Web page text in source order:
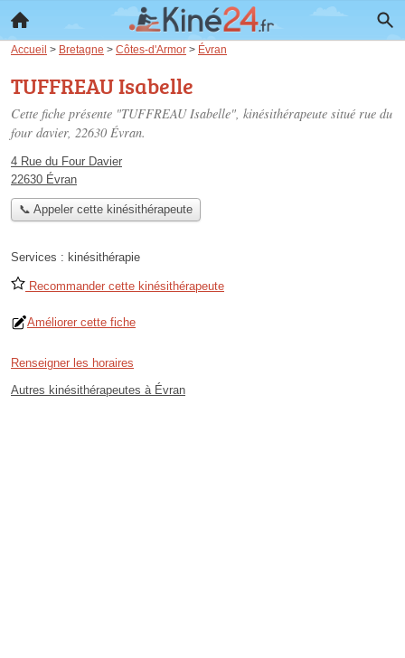
Accueil > Bretagne > Côtes-d'Armor > Évran
TUFFREAU Isabelle
Cette fiche présente "TUFFREAU Isabelle", kinésithérapeute situé rue du
four davier, 22630 Évran.
4 Rue du Four Davier
22630 Évran
📞 Appeler cette kinésithérapeute
Services : kinésithérapie
Recommander cette kinésithérapeute
Améliorer cette fiche
Renseigner les horaires
Autres kinésithérapeutes à Évran